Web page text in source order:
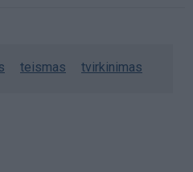
teismas tvirkinimas